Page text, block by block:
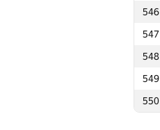
546
547
548
549
550
523
524
525
526
527